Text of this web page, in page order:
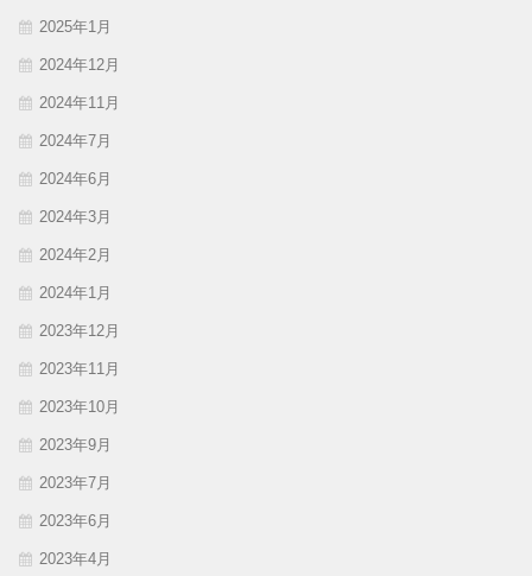
2025年1月
2024年12月
2024年11月
2024年7月
2024年6月
2024年3月
2024年2月
2024年1月
2023年12月
2023年11月
2023年10月
2023年9月
2023年7月
2023年6月
2023年4月